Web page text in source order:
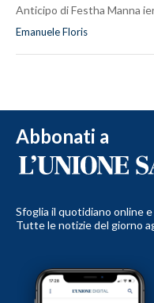
Anticipo di Festha Manna
Emanuele Floris
Abbonati a
Sfoglia il quotidiano online
Tutte le notizie del giorno